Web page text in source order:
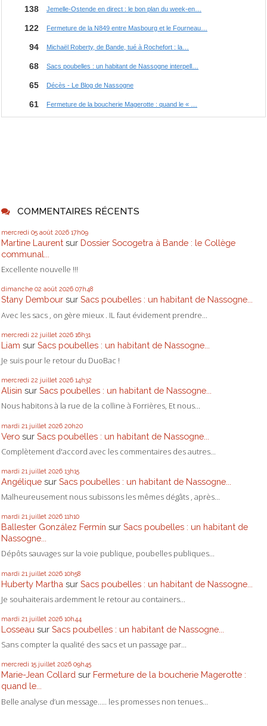
COMMENTAIRES RÉCENTS
mercredi 05 août 2026 17h09
Martine Laurent sur Dossier Socogetra à Bande : le Collège
communal...
Excellente nouvelle !!!
dimanche 02 août 2026 07h48
Stany Dembour sur Sacs poubelles : un habitant de Nassogne...
Avec les sacs , on gère mieux . IL faut évidement prendre...
mercredi 22 juillet 2026 16h31
Liam sur Sacs poubelles : un habitant de Nassogne...
Je suis pour le retour du DuoBac !
mercredi 22 juillet 2026 14h32
Alisin sur Sacs poubelles : un habitant de Nassogne...
Nous habitons à la rue de la colline à Forrières, Et nous...
mardi 21 juillet 2026 20h20
Vero sur Sacs poubelles : un habitant de Nassogne...
Complètement d'accord avec les commentaires des autres...
mardi 21 juillet 2026 13h15
Angélique sur Sacs poubelles : un habitant de Nassogne...
Malheureusement nous subissons les mêmes dégâts , après...
mardi 21 juillet 2026 11h10
Ballester González Fermín sur Sacs poubelles : un habitant de
Nassogne...
Dépôts sauvages sur la voie publique, poubelles publiques...
mardi 21 juillet 2026 10h58
Huberty Martha sur Sacs poubelles : un habitant de Nassogne...
Je souhaiterais ardemment le retour au containers...
mardi 21 juillet 2026 10h44
Losseau sur Sacs poubelles : un habitant de Nassogne...
Sans compter la qualité des sacs et un passage par...
mercredi 15 juillet 2026 09h45
Marie-Jean Collard sur Fermeture de la boucherie Magerotte :
quand le...
Belle analyse d’un message….. les promesses non tenues...